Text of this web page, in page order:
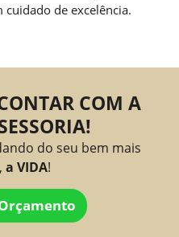
de excelência.
COM A
do seu bem mais
a VIDA!